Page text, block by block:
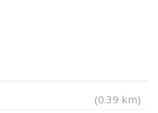
(0.39 km)